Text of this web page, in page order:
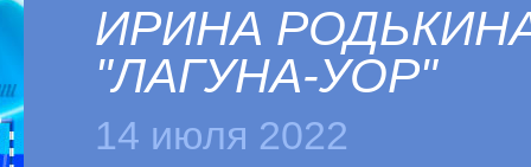
ИРИНА
"ЛАГУНА-УОР"
14 июля 2022